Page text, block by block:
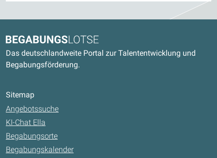
Begabungslotse
Das deutschlandweite Portal zur Talententwicklung und
Begabungsförderung.
Sitemap
Angebotssuche
KI-Chat Ella
Begabungsorte
Begabungskalender